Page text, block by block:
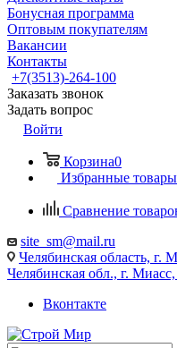
Бонусная программа
Оптовым покупателям
Вакансии
Контакты
+7(3513)-264-100
Заказать звонок
Задать вопрос
Войти
Корзина0
Избранные товары
Сравнение
site_sm@mail.ru
Челябинская область, г.
Челябинская обл., г.
Вконтакте